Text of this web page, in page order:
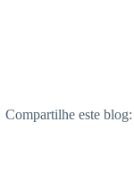
Compartilhe este blog: